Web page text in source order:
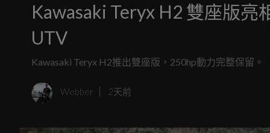
Kawasaki Teryx H2 雙座版
UTV
Kawasaki Teryx H2推出雙座版，250hp動力完整保留。
Webber 2天前